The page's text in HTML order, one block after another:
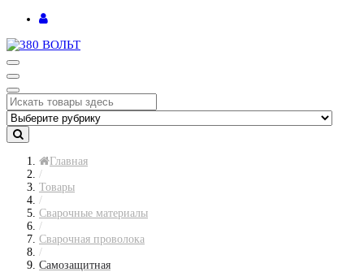
Главная
/
Товары
/
Сварочные материалы
/
Сварочная проволока
/
Самозащитная